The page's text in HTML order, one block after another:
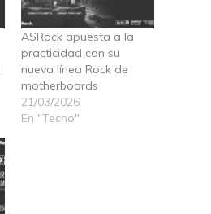
ASRock apuesta a la
practicidad con su
nueva línea Rock de
motherboards
21/03/2026
En "Tecno"